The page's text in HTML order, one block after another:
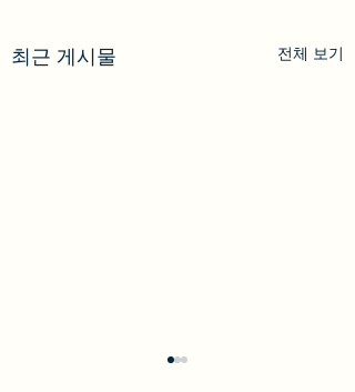
최근 게시물 전체 보기